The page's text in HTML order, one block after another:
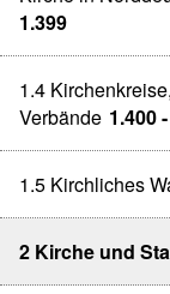
1.399
1.4
Verbände 1.400
1.5 Kirchliches
2 Kirche und